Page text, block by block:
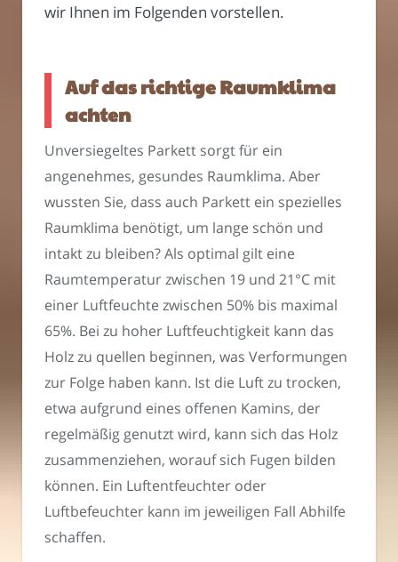
wir Ihnen im Folgenden vorstellen.
Auf das richtige Raumklima
achten
Unversiegeltes Parkett sorgt für ein
angenehmes, gesundes Raumklima. Aber
wussten Sie, dass auch Parkett ein spezielles
Raumklima benötigt, um lange schön und
intakt zu bleiben? Als optimal gilt eine
Raumtemperatur zwischen 19 und 21°C mit
einer Luftfeuchte zwischen 50% bis maximal
65%. Bei zu hoher Luftfeuchtigkeit kann das
Holz zu quellen beginnen, was Verformungen
zur Folge haben kann. Ist die Luft zu trocken,
etwa aufgrund eines offenen Kamins, der
regelmäßig genutzt wird, kann sich das Holz
zusammenziehen, worauf sich Fugen bilden
können. Ein Luftentfeuchter oder
Luftbefeuchter kann im jeweiligen Fall Abhilfe
schaffen.